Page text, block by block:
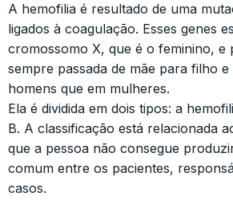
A hemofilia é resultado de uma
ligados à coagulação. Esses genes
cromossomo X, que é o feminino, e
sempre passada de mãe para filho
homens que em mulheres.
Ela é dividida em dois tipos: a
B. A classificação está relacionada
que a pessoa não consegue
comum entre os pacientes,
casos.